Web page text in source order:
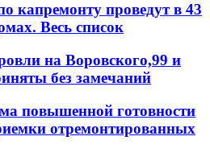
капремонту проведут в 43
Весь список
на Воровского,99 и
без замечаний
повышенной готовности
отремонтированных